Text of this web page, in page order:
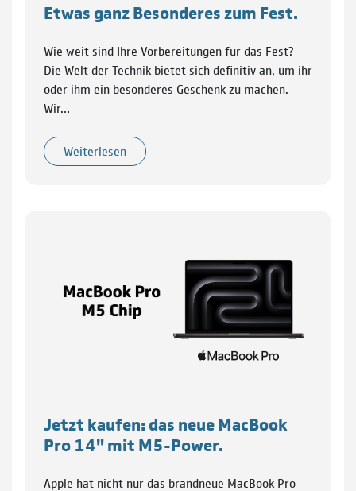
Etwas ganz Besonderes zum Fest.
Wie weit sind Ihre Vorbereitungen für das Fest?
Die Welt der Technik bietet sich definitiv an, um ihr
oder ihm ein besonderes Geschenk zu machen.
Wir…
Weiterlesen
Jetzt kaufen: das neue MacBook
Pro 14" mit M5-Power.
Apple hat nicht nur das brandneue MacBook Pro